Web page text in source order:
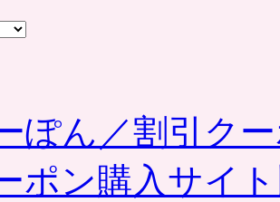
ぽん／割引ク
ポン購入サイ